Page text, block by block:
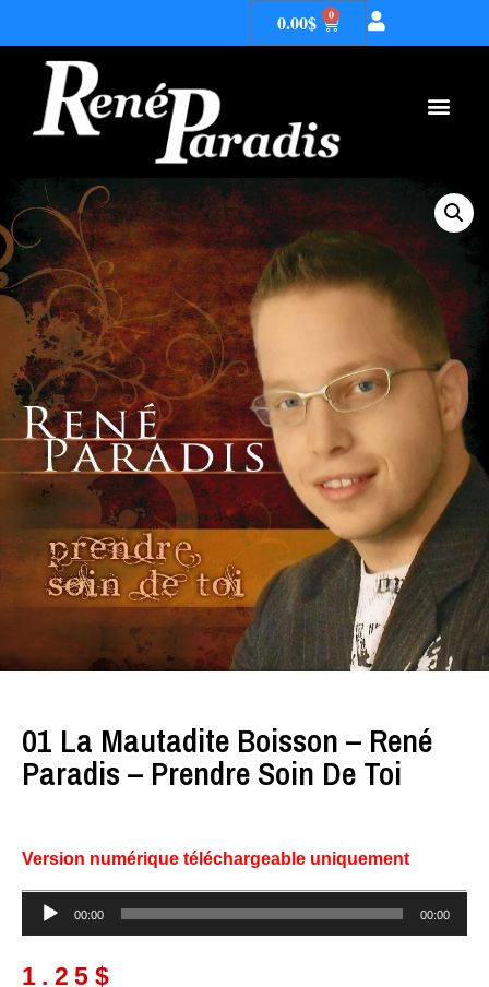
0.00$ 0
01 La Mautadite Boisson – René
Paradis – Prendre Soin De Toi
Version numérique téléchargeable uniquement
Lecteur
audio
00:00 00:00
1.25 $